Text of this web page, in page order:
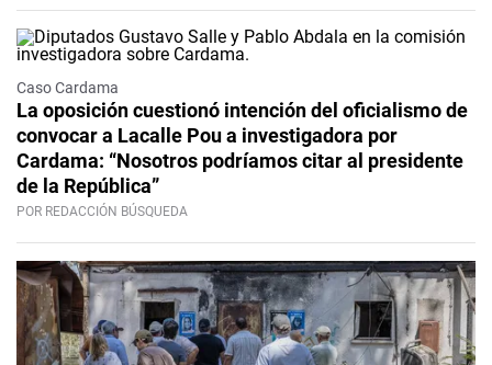
Caso Cardama
La oposición cuestionó intención del oficialismo de
convocar a Lacalle Pou a investigadora por
Cardama: “Nosotros podríamos citar al presidente
de la República”
POR REDACCIÓN BÚSQUEDA